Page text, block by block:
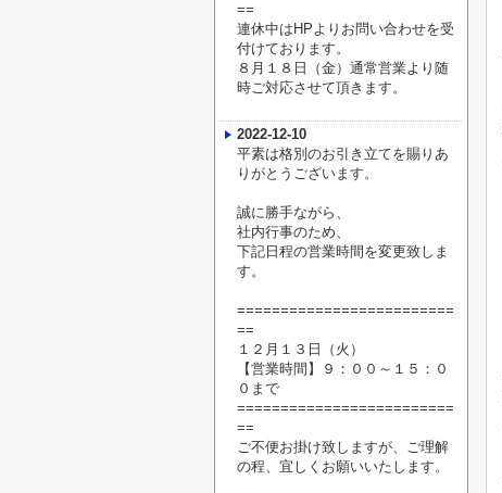
==
連休中はHPよりお問い合わせを受
付けております。
８月１８日（金）通常営業より随
時ご対応させて頂きます。
2022-12-10
平素は格別のお引き立てを賜りあ
りがとうございます。
誠に勝手ながら、
社内行事のため、
下記日程の営業時間を変更致しま
す。
=========================
==
１２月１３日（火）
【営業時間】
９：００～１５：０
０まで
=========================
==
ご不便お掛け致しますが、ご理解
の程、宜しくお願いいたします。